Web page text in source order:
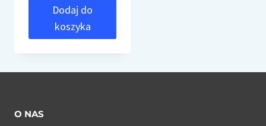
Dodaj do
koszyka
O NAS